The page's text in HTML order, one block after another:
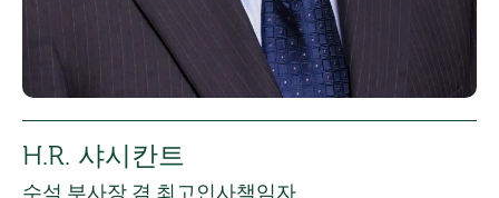
H.R. 샤시칸트
수석 부사장 겸 최고인사책임자